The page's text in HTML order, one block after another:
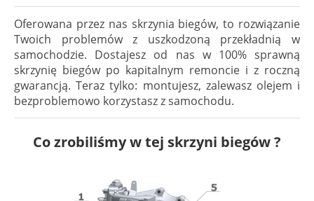
Oferowana przez nas skrzynia biegów, to rozwiązanie
Twoich problemów z uszkodzoną przekładnią w
samochodzie. Dostajesz od nas w 100% sprawną
skrzynię biegów po kapitalnym remoncie i z roczną
gwarancją. Teraz tylko: montujesz, zalewasz olejem i
bezproblemowo korzystasz z samochodu.
Co zrobiliśmy w tej skrzyni biegów ?